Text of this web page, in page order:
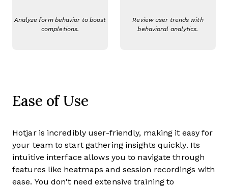
Analyze form behavior to boost
completions.
Review user trends with
behavioral analytics.
Ease of Use
Hotjar is incredibly user-friendly, making it easy for
your team to start gathering insights quickly. Its
intuitive interface allows you to navigate through
features like heatmaps and session recordings with
ease. You don't need extensive training to